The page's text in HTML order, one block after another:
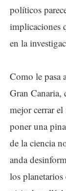
políticos
implicaciones
en la
Como le pasa
Gran Canaria,
mejor cerrar
poner una
de la ciencia
anda
los planetarios